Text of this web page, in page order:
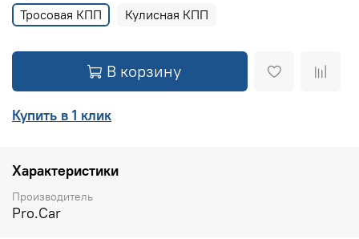
Тросовая КПП Кулисная КПП
В корзину
Купить в 1 клик
Характеристики
Производитель
Pro.Car